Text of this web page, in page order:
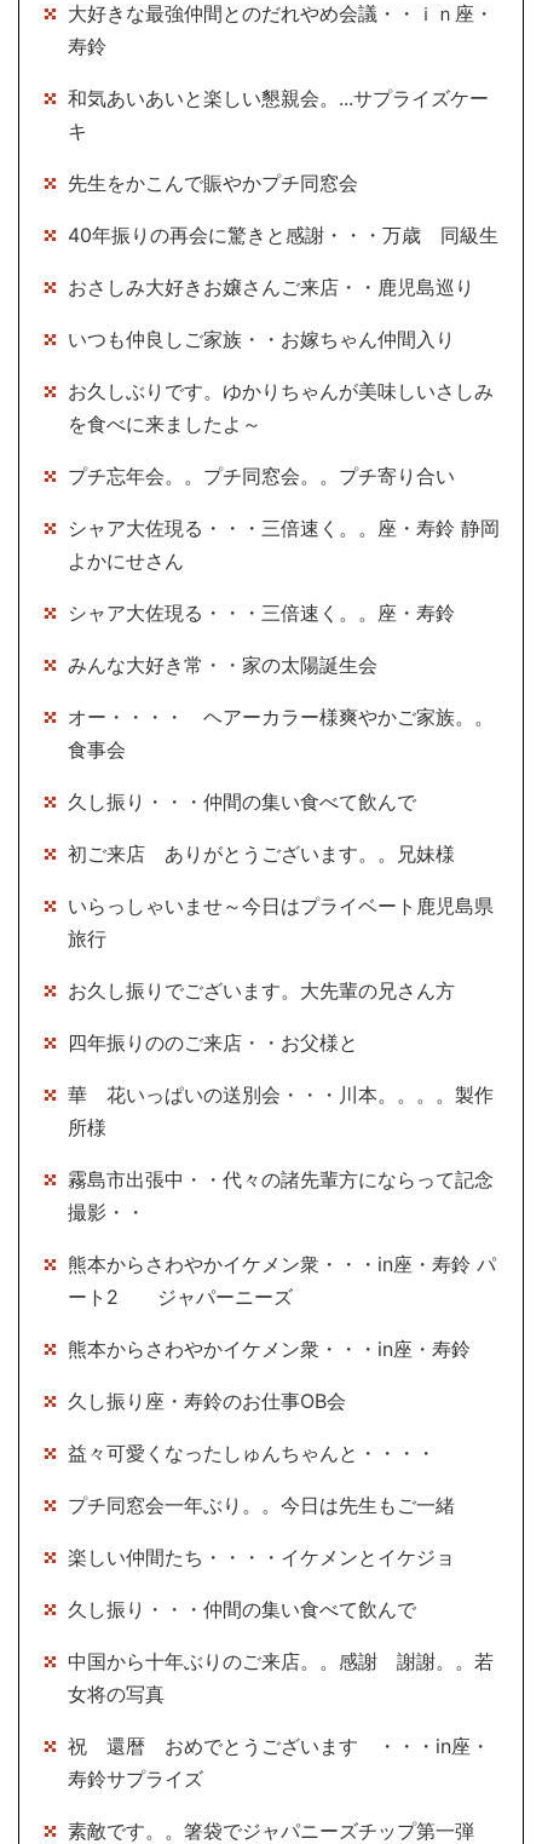
大好きな最強仲間とのだれやめ会議・・ｉｎ座・
寿鈴
和気あいあいと楽しい懇親会。...サプライズケー
キ
先生をかこんで賑やかプチ同窓会
40年振りの再会に驚きと感謝・・・万歳 同級生
おさしみ大好きお嬢さんご来店・・鹿児島巡り
いつも仲良しご家族・・お嫁ちゃん仲間入り
お久しぶりです。ゆかりちゃんが美味しいさしみ
を食べに来ましたよ～
プチ忘年会。。プチ同窓会。。プチ寄り合い
シャア大佐現る・・・三倍速く。。座・寿鈴 静岡
よかにせさん
シャア大佐現る・・・三倍速く。。座・寿鈴
みんな大好き常・・家の太陽誕生会
オー・・・・ ヘアーカラー様爽やかご家族。。
食事会
久し振り・・・仲間の集い食べて飲んで
初ご来店 ありがとうございます。。兄妹様
いらっしゃいませ～今日はプライベート鹿児島県
旅行
お久し振りでございます。大先輩の兄さん方
四年振りののご来店・・お父様と
華 花いっぱいの送別会・・・川本。。。。製作
所様
霧島市出張中・・代々の諸先輩方にならって記念
撮影・・
熊本からさわやかイケメン衆・・・in座・寿鈴 パ
ート2 ジャパーニーズ
熊本からさわやかイケメン衆・・・in座・寿鈴
久し振り座・寿鈴のお仕事OB会
益々可愛くなったしゅんちゃんと・・・・
プチ同窓会一年ぶり。。今日は先生もご一緒
楽しい仲間たち・・・・イケメンとイケジョ
久し振り・・・仲間の集い食べて飲んで
中国から十年ぶりのご来店。。感謝 謝謝。。若
女将の写真
祝 還暦 おめでとうございます ・・・in座・
寿鈴サプライズ
素敵です。。箸袋でジャパニーズチップ第一弾